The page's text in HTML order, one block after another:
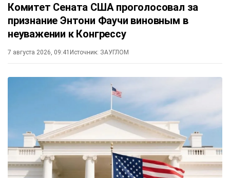
Комитет Сената США проголосовал за
признание Энтони Фаучи виновным в
неуважении к Конгрессу
7 августа 2026, 09:41 Источник: ЗАУГЛОМ